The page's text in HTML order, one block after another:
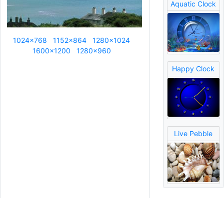
1024x768 1152x864
1280x1024
1600x1200
1280x960
Aquatic Clock
Happy Clock
Live Pebble